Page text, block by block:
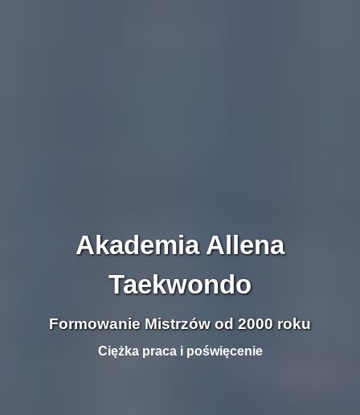
Akademia Allena
Taekwondo
Formowanie Mistrzów od 2000 roku
Ciężka praca i poświęcenie